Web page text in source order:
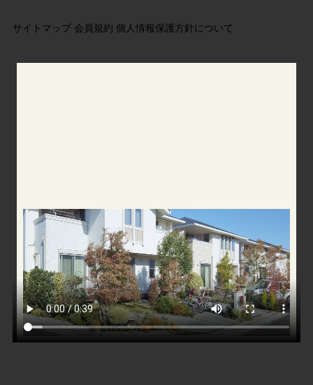
サイトマップ 会員規約 個人情報保護方針について